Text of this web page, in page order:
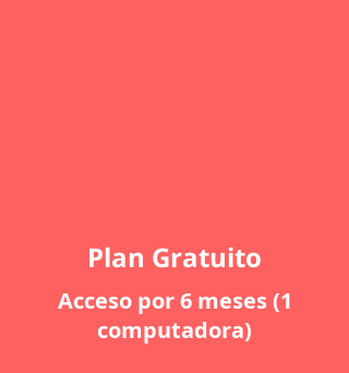
Plan Gratuito
Acceso por 6 meses (1
computadora)